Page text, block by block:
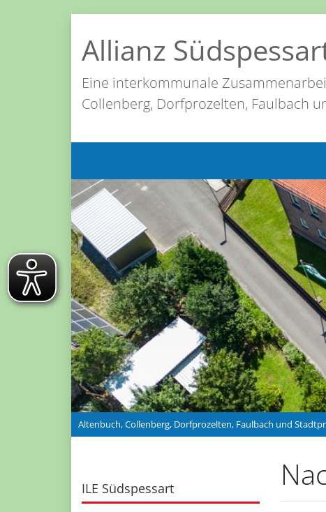
Allianz
Eine interkommunale
Collenberg, Dorfprozelten, Faulbach
Altenbuch, Collenberg, Dorfprozelten, Faulbach und
ILE Südspessart